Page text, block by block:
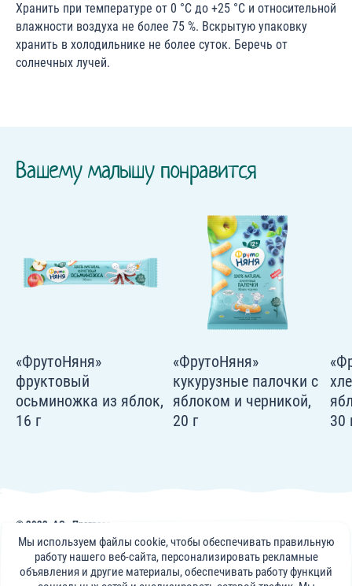
Хранить при температуре от 0 °С до +25 °С и относительной
влажности воздуха не более 75 %. Вскрытую упаковку
хранить в холодильнике не более суток. Беречь от
солнечных лучей.
Вашему малышу понравится
«ФрутоНяня»
фруктовый
осьминожка из яблок,
16 г
«ФрутоНяня»
кукурузные палочки с
яблоком и черникой,
20 г
30
© 2022, АО «Прогресс»
Публикации, советы и видеоматериалы на сайте frutonyanya.uz носят
информативный характер. Консультации специалистов портала носят
справочный характер и не могут заменить визит к вашему лечащему
Мы используем файлы cookie, чтобы обеспечивать правильную
работу нашего веб-сайта, персонализировать рекламные
объявления и другие материалы, обеспечивать работу функций